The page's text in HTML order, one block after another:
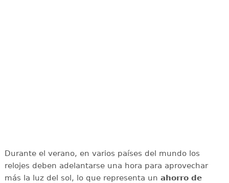
Durante el verano, en varios países del mundo los
relojes deben adelantarse una hora para aprovechar
más la luz del sol, lo que representa un ahorro de